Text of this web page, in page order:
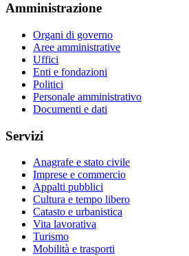
Amministrazione
Organi di governo
Aree amministrative
Uffici
Enti e fondazioni
Politici
Personale amministrativo
Documenti e dati
Servizi
Anagrafe e stato civile
Imprese e commercio
Appalti pubblici
Cultura e tempo libero
Catasto e urbanistica
Vita lavorativa
Turismo
Mobilità e trasporti